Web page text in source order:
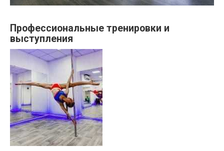
Профессиональные тренировки и
выступления